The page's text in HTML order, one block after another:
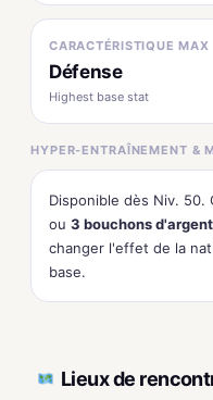
CARACTÉRISTIQUE MAX
Défense
Highest base stat
HYPER-ENTRAÎNEMENT &
Disponible dès Niv. 50.
ou 3 bouchons
changer l'effet de la
base.
Lieux de